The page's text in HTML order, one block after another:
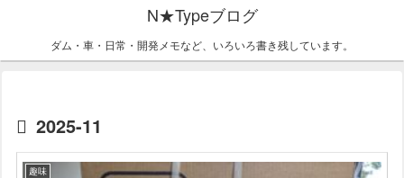
N★Typeブログ
ダム・車・日常・開発メモなど、いろいろ書き残しています。
2025-11
趣味